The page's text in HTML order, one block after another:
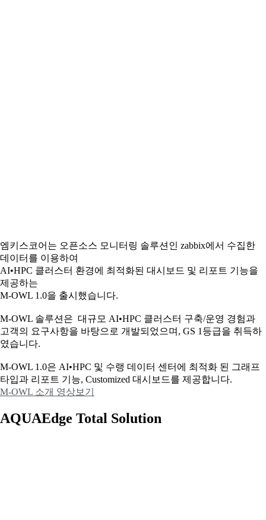
엠키스코어는 오픈소스 모니터링 솔루션인 zabbix에서 수집한
데이터를 이용하여
AI•HPC 클러스터 환경에 최적화된 대시보드 및 리포트 기능을
제공하는
M-OWL 1.0을 출시했습니다.
M-OWL 솔루션은 대규모 AI•HPC 클러스터 구축/운영 경험과
고객의 요구사항을 바탕으로 개발되었으며, GS 1등급을 취득하
였습니다.
M-OWL 1.0은 AI•HPC 및 수랭 데이터 센터에 최적화 된 그래프
타입과 리포트 기능, Customized 대시보드를 제공합니다.
M-OWL 소개 영상보기
AQUAEdge Total Solution